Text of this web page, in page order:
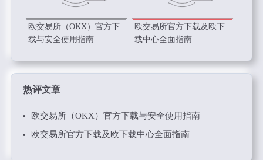
欧交易所（OKX）官方下
载与安全使用指南
欧交易所官方下载及欧下
载中心全面指南
热评文章
欧交易所（OKX）官方下载与安全使用指南
欧交易所官方下载及欧下载中心全面指南